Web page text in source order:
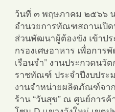
ว้นที่ ๓ พฤษภาคม ๒๕๖๖
อำนวยการทัณฑสถานเปิ
ส่วนพัฒนาผู้ต้องขัง เข้าปร
กรองเศษอาหาร เพื่อกา
เรือนจำ” งานประกวดนวั
ราชทัณฑ์ ประจำปีงบปร
งานจำหน่ายผลิตภัณฑ์จา
ร้าน “วันสุข” ณ ศูนย์การค้